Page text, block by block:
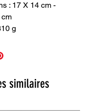
: 17 X 14 cm -
g
similaires